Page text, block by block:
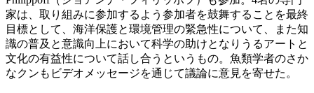
家は、取り組みに参加するよう参加者を鼓舞することを最終
目標として、海洋保護と環境管理の緊急性について、また知
識の普及と意識向上において科学の助けとなりうるアートと
文化の有益性について話し合うというもの。魚類学者のさか
なクンもビデオメッセージを通じて議論に意見を寄せた。